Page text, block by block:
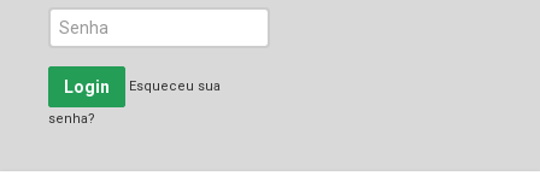
Login Esqueceu sua
senha?